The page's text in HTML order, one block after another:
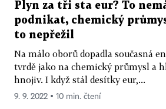
Plyn za tři sta eur? To
podnikat, chemický
to nepřežil
Na málo oborů dopadla současná
tvrdě jako na chemický průmysl a
hnojiv. I když stál desítky eur,...
9. 9. 2022 ▪ 10 min. čtení